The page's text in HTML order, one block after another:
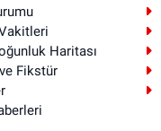
Haritası
Fikstür